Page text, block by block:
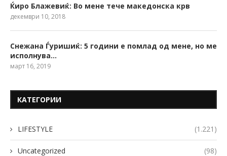
Ќиро Блажевиќ: Во мене тече македонска крв
декември 10, 2018
Снежана Ѓуришиќ: 5 години е помлад од мене, но ме
исполнува…
март 16, 2019
КАТЕГОРИИ
LIFESTYLE (1.221)
Uncategorized (98)